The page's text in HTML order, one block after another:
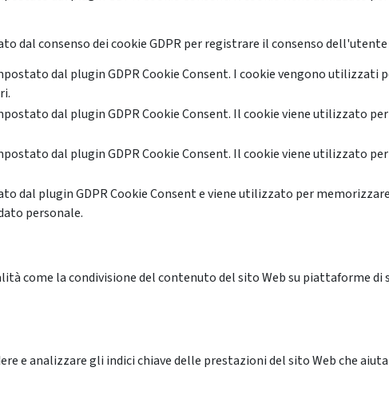
dal consenso dei cookie GDPR per registrare il consenso
dal plugin GDPR Cookie Consent. I cookie vengono
dal plugin GDPR Cookie Consent. Il cookie viene utilizzato
dal plugin GDPR Cookie Consent. Il cookie viene utilizzato
dal plugin GDPR Cookie Consent e viene utilizzato per
personale.
come la condivisione del contenuto del sito Web su piattaforme
e analizzare gli indici chiave delle prestazioni del sito Web che